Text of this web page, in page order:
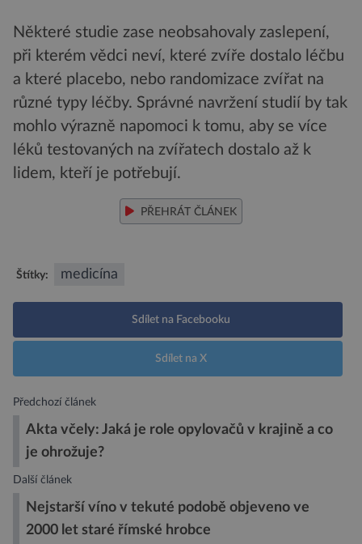
Některé studie zase neobsahovaly zaslepení,
při kterém vědci neví, které zvíře dostalo léčbu
a které placebo, nebo randomizace zvířat na
různé typy léčby. Správné navržení studií by tak
mohlo výrazně napomoci k tomu, aby se více
léků testovaných na zvířatech dostalo až k
lidem, kteří je potřebují.
PŘEHRÁT ČLÁNEK
Štítky: medicína
Sdílet na Facebooku
Sdílet na X
Předchozí článek
Akta včely: Jaká je role opylovačů v krajině a co
je ohrožuje?
Další článek
Nejstarší víno v tekuté podobě objeveno ve
2000 let staré římské hrobce